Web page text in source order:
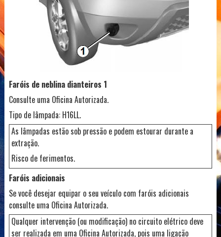
Faróis de neblina dianteiros 1
Consulte uma Oficina Autorizada.
Tipo de lâmpada: H16LL.
As lâmpadas estão sob pressão e podem estourar durante a
extração.
Risco de ferimentos.
Faróis adicionais
Se você desejar equipar o seu veículo com faróis adicionais
consulte uma Oficina Autorizada.
Qualquer intervenção (ou modificação) no circuito elétrico deve
ser realizada em uma Oficina Autorizada, pois uma ligação